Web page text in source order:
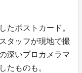
たポストカード。
タッフが現地で撮
深いプロカメラマ
たものも。